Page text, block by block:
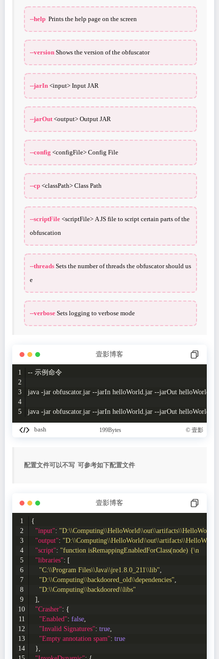
--help Prints the help page on the screen
--version Shows the version of the obfuscator
--jarIn <input> Input JAR
--jarOut <output> Output JAR
--config <configFile> Config File
--cp <classPath> Class Path
--scriptFile <scriptFile> A JS file to script certain parts of the
obfuscation
--threads Sets the number of threads the obfuscator should us
e
--verbose Sets logging to verbose mode
壹影博客
-- 示例命令
java -jar obfuscator.jar --jarIn helloWorld.jar --jarOut helloWorld-
java -jar obfuscator.jar --jarIn helloWorld.jar --jarOut helloWorld-
bash 199Bytes © 壹影
配置文件可以不写 可参考如下配置文件
壹影博客
{
"input":
"output":
"script": "function isRemappingEnabledForClass(node) {\n
"libraries": [
"C:\\Program Files\\Java\\jre1.8.0_211\\lib"
"D:\\Computing\\backdoored_old\\dependencies"
"D:\\Computing\\backdoored\\libs"
  ],
"Crasher": {
"Enabled": false
"Invalid Signatures": true
"Empty annotation spam": true
  },